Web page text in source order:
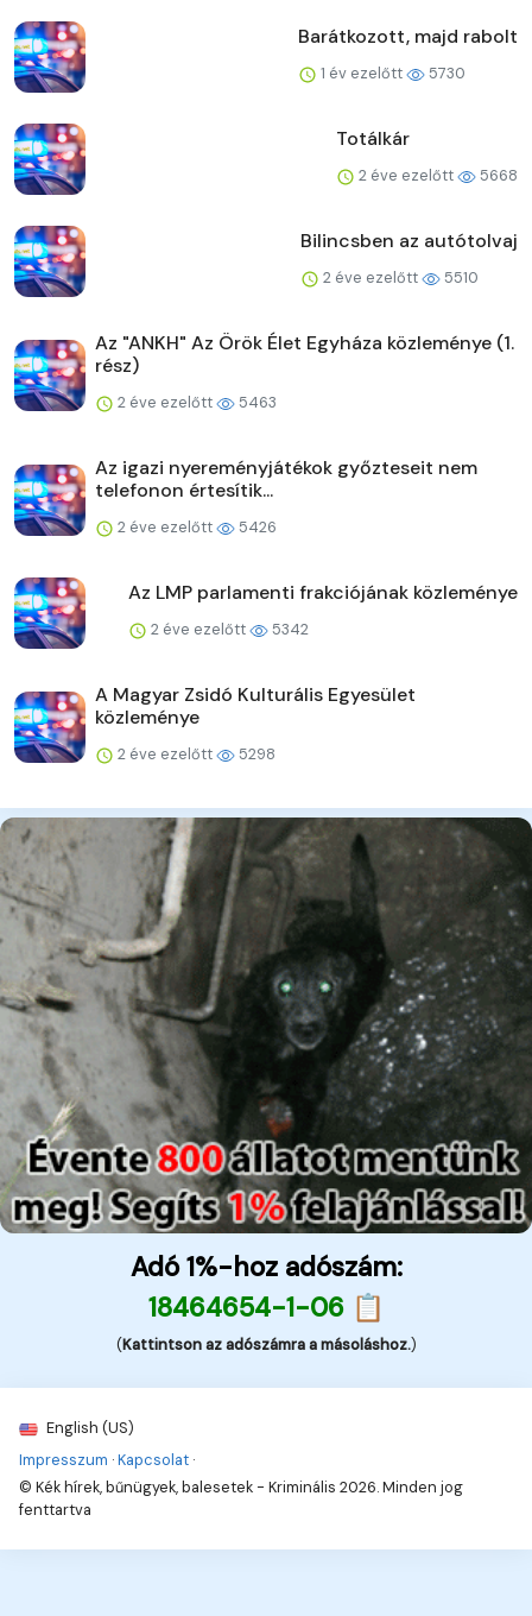
Barátkozott, majd rabolt
1 év ezelőtt 5730
Totálkár
2 éve ezelőtt 5668
Bilincsben az autótolvaj
2 éve ezelőtt 5510
Az "ANKH" Az Örök Élet Egyháza közleménye (1.
rész)
2 éve ezelőtt 5463
Az igazi nyereményjátékok győzteseit nem
telefonon értesítik...
2 éve ezelőtt 5426
Az LMP parlamenti frakciójának közleménye
2 éve ezelőtt 5342
A Magyar Zsidó Kulturális Egyesület
közleménye
2 éve ezelőtt 5298
Adó 1%-hoz adószám:
18464654-1-06 📋
(Kattintson az adószámra a másoláshoz.)
English (US)
Impresszum ·Kapcsolat ·
© Kék hírek, bűnügyek, balesetek - Kriminális 2026. Minden jog
fenttartva